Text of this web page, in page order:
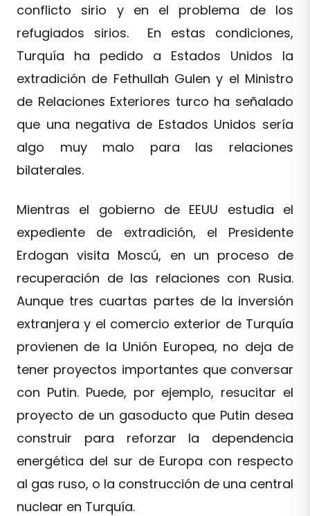
conflicto sirio y en el problema de los
refugiados sirios. En estas condiciones,
Turquía ha pedido a Estados Unidos la
extradición de Fethullah Gulen y el Ministro
de Relaciones Exteriores turco ha señalado
que una negativa de Estados Unidos sería
algo muy malo para las relaciones
bilaterales.
Mientras el gobierno de EEUU estudia el
expediente de extradición, el Presidente
Erdogan visita Moscú, en un proceso de
recuperación de las relaciones con Rusia.
Aunque tres cuartas partes de la inversión
extranjera y el comercio exterior de Turquía
provienen de la Unión Europea, no deja de
tener proyectos importantes que conversar
con Putin. Puede, por ejemplo, resucitar el
proyecto de un gasoducto que Putin desea
construir para reforzar la dependencia
energética del sur de Europa con respecto
al gas ruso, o la construcción de una central
nuclear en Turquía.